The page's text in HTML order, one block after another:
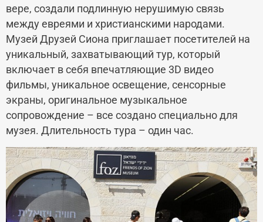
вере, создали подлинную нерушимую связь
между евреями и христианскими народами.
Музей Друзей Сиона приглашает посетителей на
уникальный, захватывающий тур, который
включает в себя впечатляющие 3D видео
фильмы, уникальное освещение, сенсорные
экраны, оригинальное музыкальное
сопровождение – все создано специально для
музея. Длительность тура – один час.